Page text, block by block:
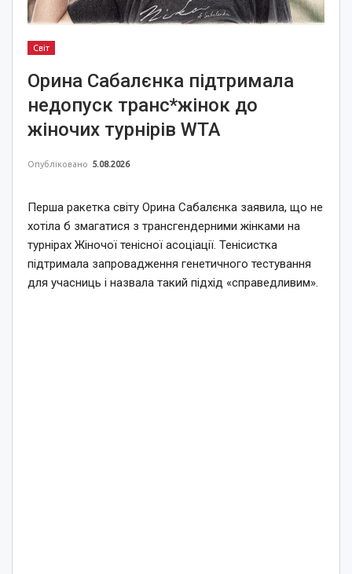
Світ
Орина Сабалєнка підтримала
недопуск транс*жінок до
жіночих турнірів WTA
Опубліковано 5.08.2026
Перша ракетка світу Орина Сабалєнка заявила, що не
хотіла б змагатися з трансгендерними жінками на
турнірах Жіночої тенісної асоціації. Тенісистка
підтримала запровадження генетичного тестування
для учасниць і назвала такий підхід «справедливим».